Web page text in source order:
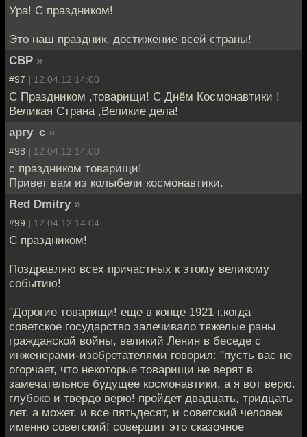
Ура! С праздником!
Это наш праздник, достижение всей страны!
СВР »
#97 | 12.04.12 14:00
С Праздником ,товарищи! С Днём Космонавтики !
Великая Страна ,Великие дела!
аргу_с »
#98 | 12.04.12 14:00
с праздником товарищи!
Привет вам из колыбели космонавтики.
Red Dmitry »
#99 | 12.04.12 14:04
С праздником!
Поздравляю всех причастных к этому великому
событию!
"Дорогие товарищи! еще в конце 1921 г.когда
советское государство залечивало тяжелые раны
гражданской войны, великий Ленин в беседе с
инженерами-изобретателями говорил: "пусть вас не
огорчает, что некоторые товарищи не верят в
замечательное будущее космонавтики, а я вот верю.
глубоко и твердо верю! пройдет двадцать, тридцать
лет, а может, и все пятьдесят, и советский человек
именно советский! совершит это сказочное